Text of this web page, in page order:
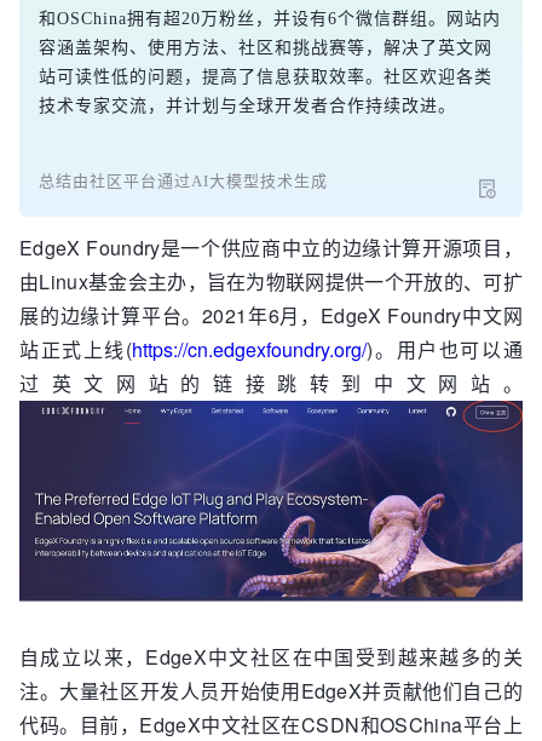
和OSChina拥有超20万粉丝，并设有6个微信群组。网站内
容涵盖架构、使用方法、社区和挑战赛等，解决了英文网
站可读性低的问题，提高了信息获取效率。社区欢迎各类
技术专家交流，并计划与全球开发者合作持续改进。
总结由社区平台通过AI大模型技术生成
EdgeX Foundry是一个供应商中立的边缘计算开源项目，
由Linux基金会主办，旨在为物联网提供一个开放的、可扩
展的边缘计算平台。2021年6月，EdgeX Foundry中文网
站正式上线(https://cn.edgexfoundry.org/)。用户也可以通
过英文网站的链接跳转到中文网站。
自成立以来，EdgeX中文社区在中国受到越来越多的关
注。大量社区开发人员开始使用EdgeX并贡献他们自己的
代码。目前，EdgeX中文社区在CSDN和OSChina平台上